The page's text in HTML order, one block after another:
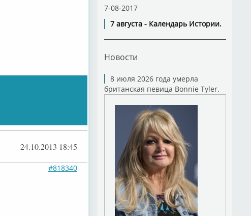
24.10.2013 18:45
#818340
7-08-2017
7 августа - Календарь Истории.
Новости
8 июля 2026 года умерла
британская певица Bonnie Tyler.